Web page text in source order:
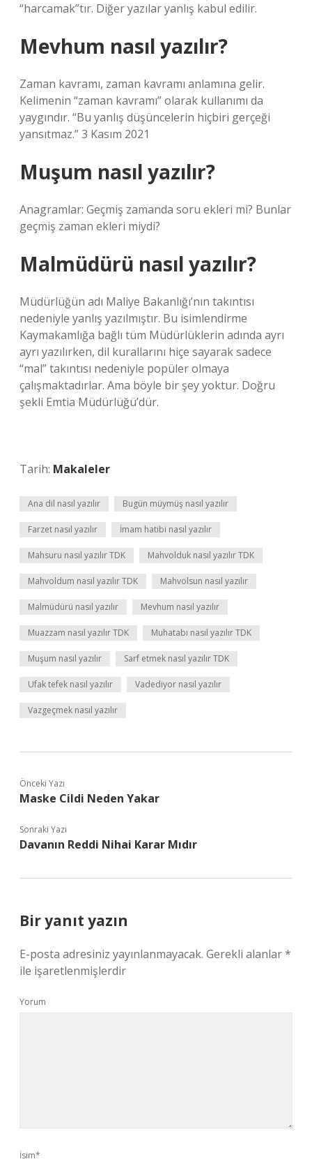
“harcamak”tır. Diğer yazılar yanlış kabul edilir.
Mevhum nasıl yazılır?
Zaman kavramı, zaman kavramı anlamına gelir.
Kelimenin “zaman kavramı” olarak kullanımı da
yaygındır. “Bu yanlış düşüncelerin hiçbiri gerçeği
yansıtmaz.” 3 Kasım 2021
Muşum nasıl yazılır?
Anagramlar: Geçmiş zamanda soru ekleri mi? Bunlar
geçmiş zaman ekleri miydi?
Malmüdürü nasıl yazılır?
Müdürlüğün adı Maliye Bakanlığı’nın takıntısı
nedeniyle yanlış yazılmıştır. Bu isimlendirme
Kaymakamlığa bağlı tüm Müdürlüklerin adında ayrı
ayrı yazılırken, dil kurallarını hiçe sayarak sadece
“mal” takıntısı nedeniyle popüler olmaya
çalışmaktadırlar. Ama böyle bir şey yoktur. Doğru
şekli Emtia Müdürlüğü’dür.
Tarih: Makaleler
Ana dil nasıl yazılır Bugün müymüş nasıl yazılır
Farzet nasıl yazılır İmam hatibi nasıl yazılır
Mahsuru nasıl yazılır TDK Mahvolduk nasıl yazılır TDK
Mahvoldum nasıl yazılır TDK Mahvolsun nasıl yazılır
Malmüdürü nasıl yazılır Mevhum nasıl yazılır
Muazzam nasıl yazılır TDK Muhatabı nasıl yazılır TDK
Muşum nasıl yazılır Sarf etmek nasıl yazılır TDK
Ufak tefek nasıl yazılır Vadediyor nasıl yazılır
Vazgeçmek nasıl yazılır
Önceki Yazı
Maske Cildi Neden Yakar
Sonraki Yazı
Davanın Reddi Nihai Karar Mıdır
Bir yanıt yazın
E-posta adresiniz yayınlanmayacak. Gerekli alanlar*
ile işaretlenmişlerdir
Yorum
İsim*